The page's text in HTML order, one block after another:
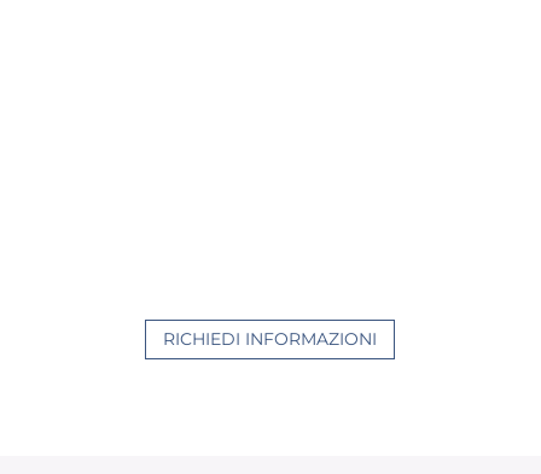
RICHIEDI INFORMAZIONI